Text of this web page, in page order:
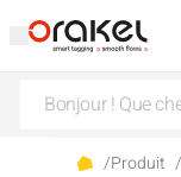
/Produit /